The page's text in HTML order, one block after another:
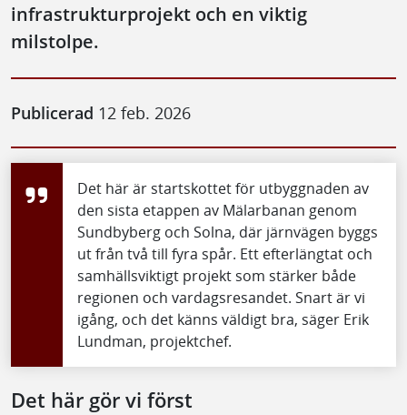
infrastrukturprojekt och en viktig
milstolpe.
Publicerad 12 feb. 2026
Det här är startskottet för utbyggnaden av
den sista etappen av Mälarbanan genom
Sundbyberg och Solna, där järnvägen byggs
ut från två till fyra spår. Ett efterlängtat och
samhällsviktigt projekt som stärker både
regionen och vardagsresandet. Snart är vi
igång, och det känns väldigt bra, säger Erik
Lundman, projektchef.
Det här gör vi först